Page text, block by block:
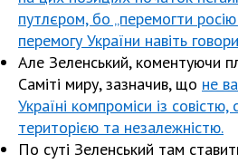
путлєром, бо „перемогти
перемогу України навіть
Але Зеленський, коментуючи
Саміті миру, зазначив, що не
Україні компроміси із совістю,
територією та незалежністю.
По суті Зеленський там